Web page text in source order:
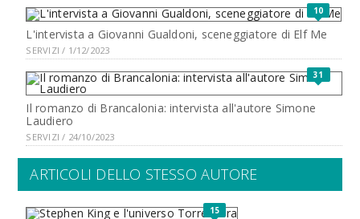
10
L'intervista a Giovanni Gualdoni, sceneggiatore di Elf Me
SERVIZI / 1/12/2023
31
Il romanzo di Brancalonia: intervista all'autore Simone
Laudiero
SERVIZI / 24/10/2023
ARTICOLI DELLO STESSO AUTORE
15